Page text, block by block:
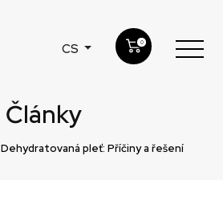
CS 0
Články
Dehydratovaná pleť: Příčiny a řešení